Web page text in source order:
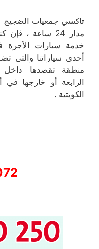
تاكسي جمعيات الضجيج
مدار 24 ساعة
خدمة سيارات الأجرة
أحدى سياراتنا والتي
منطقة تقصدها داخل
الرابعة أو خارجها
الكويتية .